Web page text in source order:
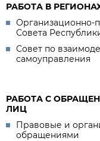
РАБОТА В
Организационно-
Совета
Совет по
самоуправления
РАБОТА С
ЛИЦ
Правовые и
обращениями